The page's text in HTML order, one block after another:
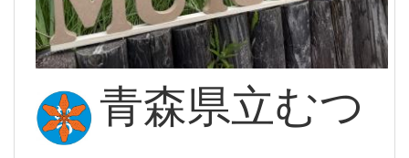
青森県立むつ